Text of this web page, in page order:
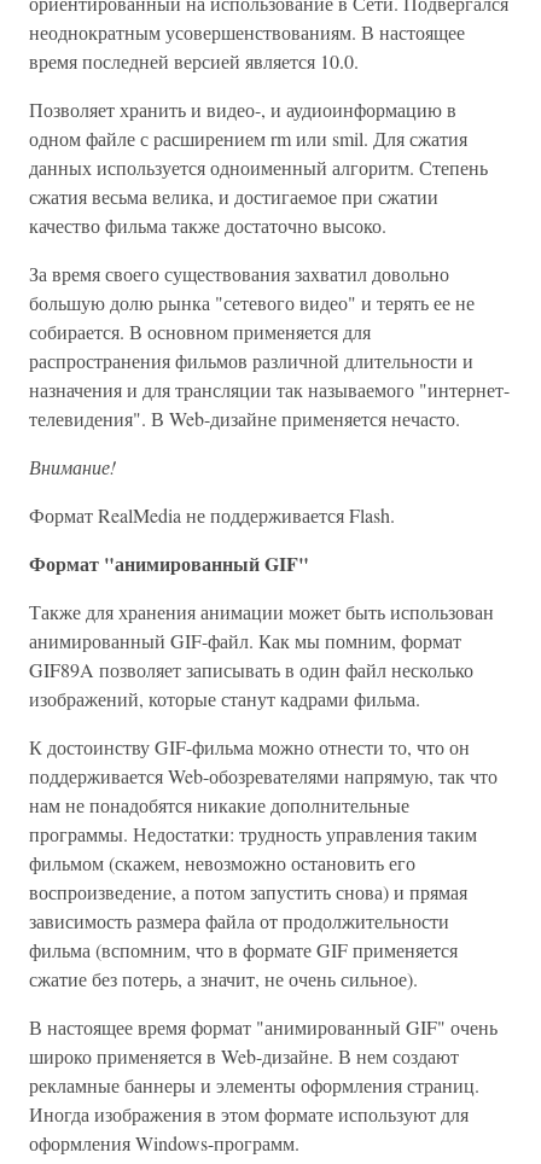
неоднократным усовершенствованиям. В настоящее
время последней версией является 10.0.
Позволяет хранить и видео-, и аудиоинформацию в
одном файле с расширением rm или smil. Для сжатия
данных используется одноименный алгоритм. Степень
сжатия весьма велика, и достигаемое при сжатии
качество фильма также достаточно высоко.
За время своего существования захватил довольно
большую долю рынка "сетевого видео" и терять ее не
собирается. В основном применяется для
распространения фильмов различной длительности и
назначения и для трансляции так называемого "интернет-
телевидения". В Web-дизайне применяется нечасто.
Внимание!
Формат RealMedia не поддерживается Flash.
Формат "анимированный GIF"
Также для хранения анимации может быть использован
анимированный GIF-файл. Как мы помним, формат
GIF89A позволяет записывать в один файл несколько
изображений, которые станут кадрами фильма.
К достоинству GIF-фильма можно отнести то, что он
поддерживается Web-обозревателями напрямую, так что
нам не понадобятся никакие дополнительные
программы. Недостатки: трудность управления таким
фильмом (скажем, невозможно остановить его
воспроизведение, а потом запустить снова) и прямая
зависимость размера файла от продолжительности
фильма (вспомним, что в формате GIF применяется
сжатие без потерь, а значит, не очень сильное).
В настоящее время формат "анимированный GIF" очень
широко применяется в Web-дизайне. В нем создают
рекламные баннеры и элементы оформления страниц.
Иногда изображения в этом формате используют для
оформления Windows-программ.